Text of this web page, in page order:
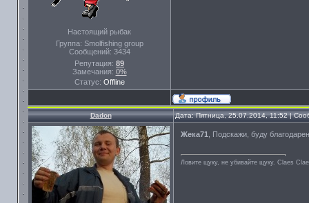
Настоящий рыбак
Группа: Smolfishing group
Сообщений: 3434
Репутация: 89
Замечания: 0%
Статус: Offline
Dadon Дата: Пятница, 25.07.2014, 11:52 |
Жека71 , Подскажи, буду
Ловите щуку, не убивайте щуку. Сlaes